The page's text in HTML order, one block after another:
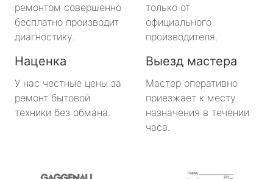
ремонтом совершенно
бесплатно производит
диагностику.
только от
официального
производителя.
Наценка
У нас честные цены за
ремонт бытовой
техники без обмана.
Выезд мастера
Мастер оперативно
приезжает к месту
назначения в течении
часа.